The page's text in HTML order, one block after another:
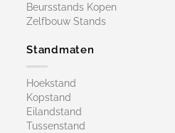
Beursstands Kopen
Zelfbouw Stands
Standmaten
Hoekstand
Kopstand
Eilandstand
Tussenstand